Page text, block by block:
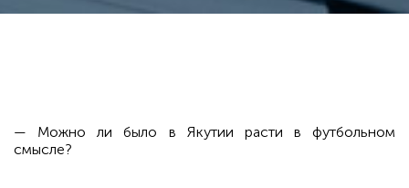
— Можно ли было в Якутии расти в футбольном
смысле?